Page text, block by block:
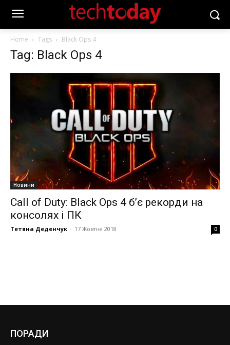
Home Tags Black Ops 4
Tag: Black Ops 4
Новини
Call of Duty: Black Ops 4 б’є рекорди на
консолях і ПК
Тетяна Деденчук - 17 Жовтня 2018 0
ПОРАДИ